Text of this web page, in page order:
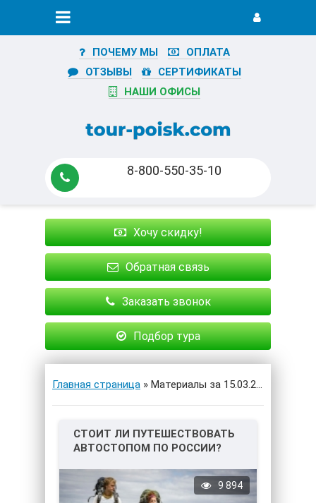
ПОЧЕМУ МЫ
ОПЛАТА
ОТЗЫВЫ
СЕРТИФИКАТЫ
НАШИ ОФИСЫ
8-800-550-35-10
Хочу скидку!
Обратная связь
Заказать звонок
Подбор тура
Главная страница » Материалы за 15.03.2020
СТОИТ ЛИ ПУТЕШЕСТВОВАТЬ
АВТОСТОПОМ ПО РОССИИ?
9 894